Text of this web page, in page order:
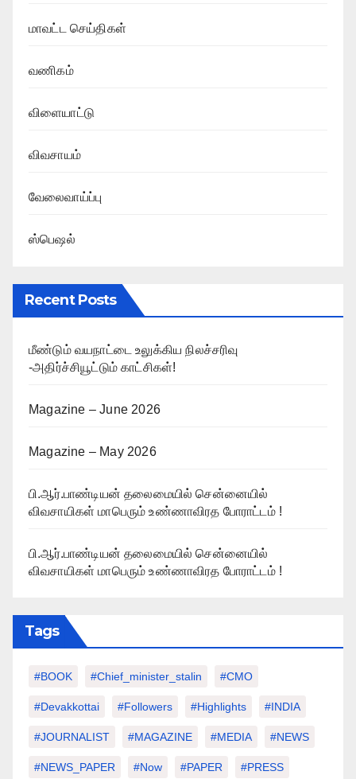
மாவட்ட செய்திகள்
வணிகம்
விளையாட்டு
விவசாயம்
வேலைவாய்ப்பு
ஸ்பெஷல்
Recent Posts
மீண்டும் வயநாட்டை உலுக்கிய நிலச்சரிவு
-அதிர்ச்சியூட்டும் காட்சிகள்!
Magazine – June 2026
Magazine – May 2026
பி.ஆர்.பாண்டியன் தலைமையில் சென்னையில்
விவசாயிகள் மாபெரும் உண்ணாவிரத போராட்டம் !
பி.ஆர்.பாண்டியன் தலைமையில் சென்னையில்
விவசாயிகள் மாபெரும் உண்ணாவிரத போராட்டம் !
Tags
#BOOK #chief_minister_stalin #CMO
#devakkottai #followers #highlights #INDIA
#JOURNALIST #MAGAZINE #MEDIA #NEWS
#NEWS_PAPER #Now #PAPER #PRESS